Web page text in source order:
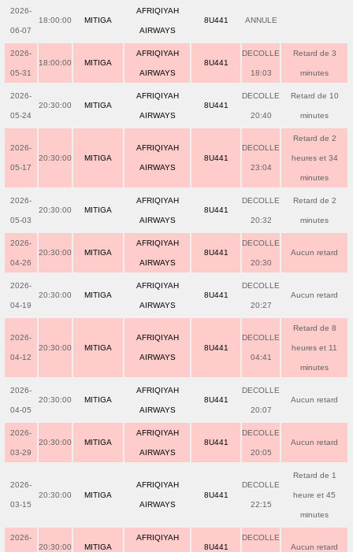
2026-
06-07
18:00:00 MITIGA
AFRIQIYAH
AIRWAYS
8U441 ANNULE
2026-
05-31
18:00:00 MITIGA
AFRIQIYAH
AIRWAYS
8U441
DECOLLE
18:03
Retard de 3
minutes
2026-
05-24
20:30:00 MITIGA
AFRIQIYAH
AIRWAYS
8U441
DECOLLE
20:40
Retard de 10
minutes
2026-
05-17
20:30:00 MITIGA
AFRIQIYAH
AIRWAYS
8U441
DECOLLE
23:04
Retard de 2
heures et 34
minutes
2026-
05-03
20:30:00 MITIGA
AFRIQIYAH
AIRWAYS
8U441
DECOLLE
20:32
Retard de 2
minutes
2026-
04-26
20:30:00 MITIGA
AFRIQIYAH
AIRWAYS
8U441
DECOLLE
20:30
Aucun retard
2026-
04-19
20:30:00 MITIGA
AFRIQIYAH
AIRWAYS
8U441
DECOLLE
20:27
Aucun retard
2026-
04-12
20:30:00 MITIGA
AFRIQIYAH
AIRWAYS
8U441
DECOLLE
04:41
Retard de 8
heures et 11
minutes
2026-
04-05
20:30:00 MITIGA
AFRIQIYAH
AIRWAYS
8U441
DECOLLE
20:07
Aucun retard
2026-
03-29
20:30:00 MITIGA
AFRIQIYAH
AIRWAYS
8U441
DECOLLE
20:05
Aucun retard
2026-
03-15
20:30:00 MITIGA
AFRIQIYAH
AIRWAYS
8U441
DECOLLE
22:15
Retard de 1
heure et 45
minutes
2026-
20:30:00 MITIGA
AFRIQIYAH
8U441
DECOLLE
Aucun retard